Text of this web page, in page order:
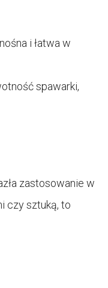
i łatwa w
spawarki,
zastosowanie w
czy sztuką, to